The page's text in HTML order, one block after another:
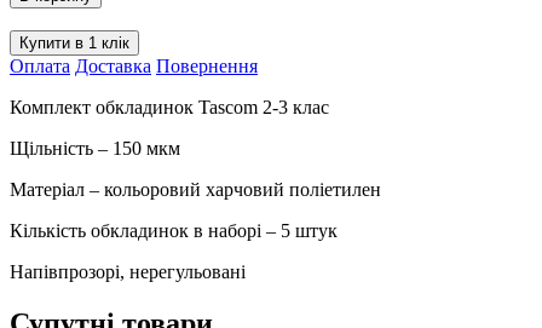
Tascom
150
мкм
3-
клас
5003-
ТМ
кількість
Купити в 1 клік
Оплата Доставка Повернення
Комплект обкладинок Tascom 2-3 клас
Щільність – 150 мкм
Матеріал – кольоровий харчовий поліетилен
Кількість обкладинок в наборі – 5 штук
Напівпрозорі, нерегульовані